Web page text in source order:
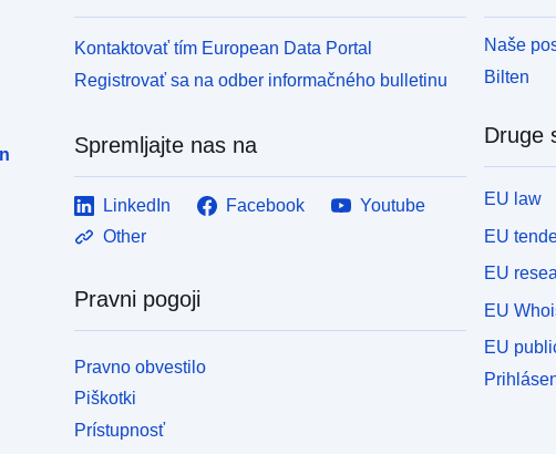
Kontaktovať tím European Data Portal
Registrovať sa na odber informačného bulletinu
Spremljajte nas na
LinkedIn Facebook
Youtube
Other
Pravni pogoji
Pravno obvestilo
Piškotki
Prístupnosť
Naše
Bilten
Druge
EU law
EU
EU
EU
EU